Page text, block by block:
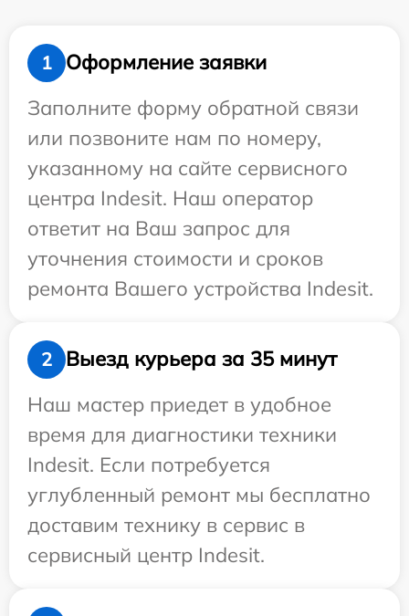
1
Оформление заявки
Заполните форму обратной связи
или позвоните нам по номеру,
указанному на сайте сервисного
центра Indesit. Наш оператор
ответит на Ваш запрос для
уточнения стоимости и сроков
ремонта Вашего устройства Indesit.
2
Выезд курьера за 35 минут
Наш мастер приедет в удобное
время для диагностики техники
Indesit. Если потребуется
углубленный ремонт мы бесплатно
доставим технику в сервис в
сервисный центр Indesit.